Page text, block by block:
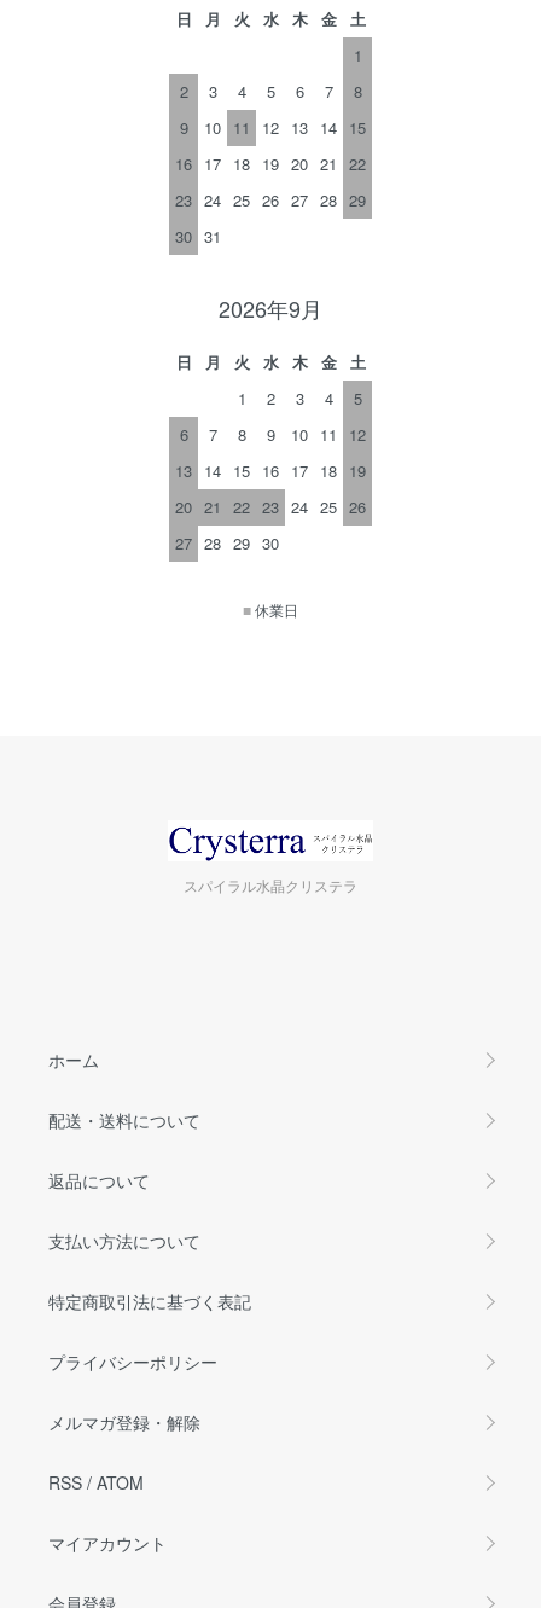
日 月 火 水 木 金
土
1
2
3 4 5 6 7
8
9
10 11 12 13 14 15
16 17 18 19 20 21
22
23 24 25 26 27 28 29
30 31
2026年9月
日 月 火 水 木 金
土
1
2 3 4
5
6
7 8 9 10 11
12
13 14 15 16 17 18 19
20 21 22 23 24 25 26
27 28 29 30
■休業日
スパイラル水晶クリステラ
ホーム
配送・送料について
返品について
支払い方法について
特定商取引法に基づく表記
プライバシーポリシー
メルマガ登録・解除
RSS / ATOM
マイアカウント
会員登録